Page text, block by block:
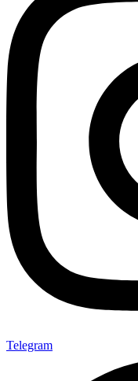
Telegram